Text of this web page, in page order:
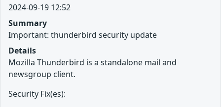
2024-09-19 12:52
Summary
Important: thunderbird security update
Details
Mozilla Thunderbird is a standalone mail and
newsgroup client.
Security Fix(es):